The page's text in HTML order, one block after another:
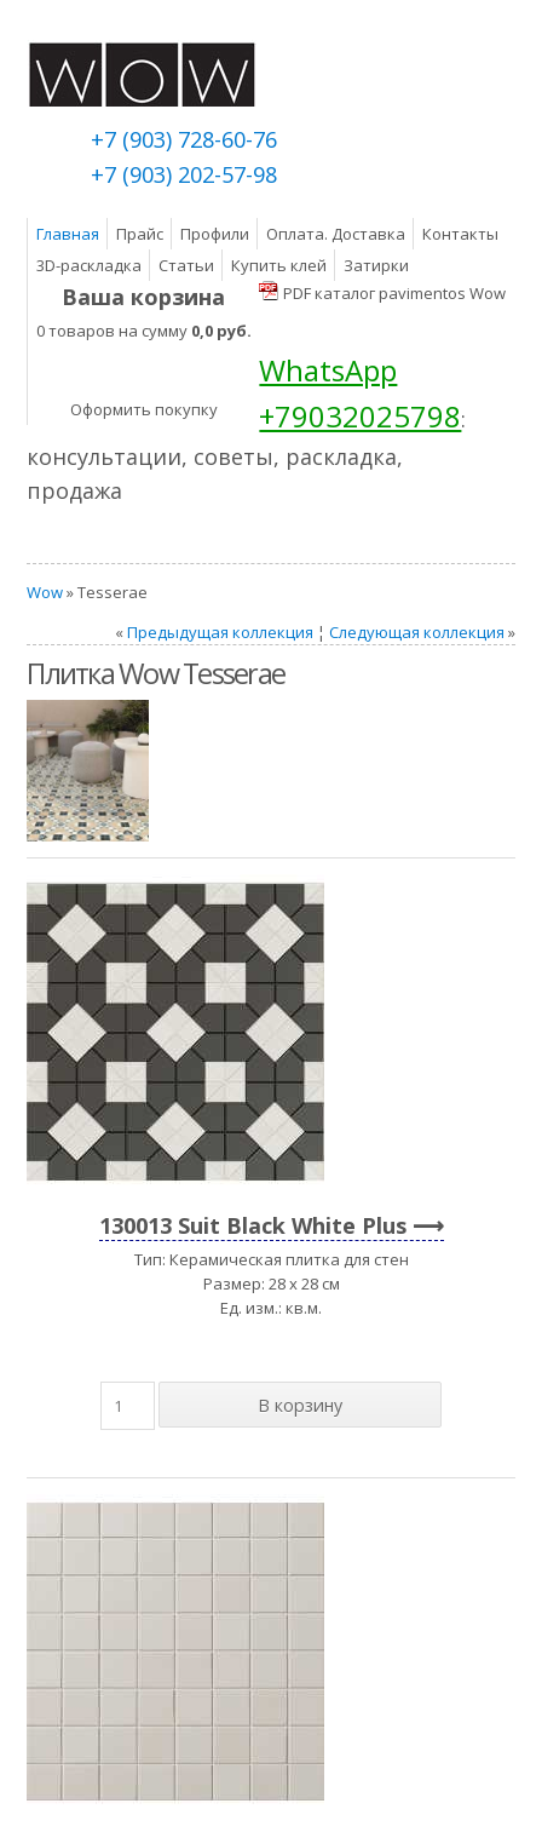
+7 (903) 728-60-76
+7 (903) 202-57-98
Главная Прайс Профили Оплата. Доставка
Контакты
3D-раскладка
Статьи Купить клей Затирки
Ваша корзина
0 товаров на сумму 0,0 руб.
Оформить покупку
PDF каталог pavimentos Wow
WhatsApp
+79032025798:
консультации, советы, раскладка,
продажа
Wow» Tesserae
«Предыдущая коллекция ¦ Следующая коллекция »
Плитка Wow Tesserae
130013 Suit Black White Plus
Тип: Керамическая плитка для стен
Размер: 28 x 28 см
Ед. изм.: кв.м.